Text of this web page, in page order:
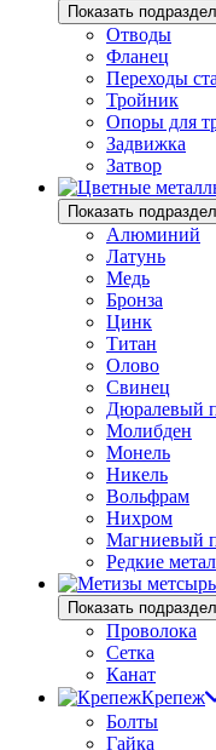
Показать
Отводы
Фланец
Переходы
Тройник
Опоры для
Задвижка
Затвор
Показать
Алюминий
Латунь
Медь
Бронза
Цинк
Титан
Олово
Свинец
Дюралевый
Молибден
Монель
Никель
Вольфрам
Нихром
Магниевый
Редкие
Показать
Проволока
Сетка
Канат
Крепеж
Болты
Гайка